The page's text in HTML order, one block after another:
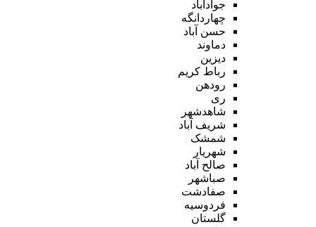
جوادآباد
چهاردانگه
حسن آباد
دماوند
دیزین
رباط کریم
رودهن
ری
شاهدشهر
شریف آباد
شمشک
شهریار
صالح آباد
صباشهر
صفادشت
فردوسیه
گلستان